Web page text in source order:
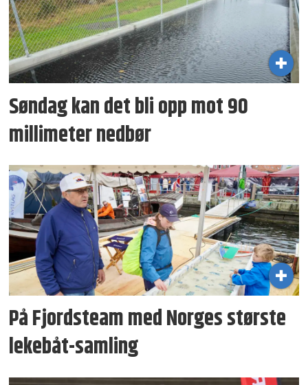
Søndag kan det bli opp mot 90
millimeter nedbør
På Fjordsteam med Norges største
lekebåt-samling